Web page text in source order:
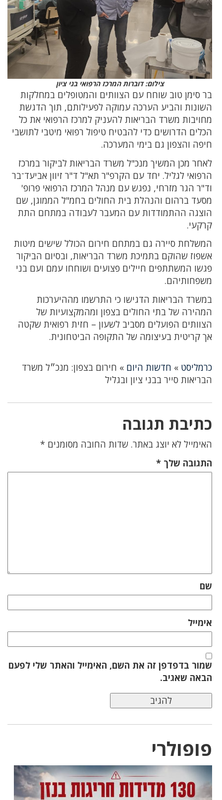
צילום: דוברות המרכז הרפואי בני ציון
בר סימן טוב שוחח עם הצוותים והמטופלים במחלקות
השונות והביע הערכה עמוקה לפעילותם, תוך הדגשת
מחויבות משרד הבריאות להעניק למרכז הרפואי את כל
הכלים הדרושים כדי להבטיח טיפול רפואי מיטבי לתושבי
חיפה והצפון גם בימי המערכה.
לאחר מכן המשיך מנכ"ל משרד הבריאות לביקור במרכז
הרפואי לגליל. יחד עם הקרפ"ר תא"ל ד"ר זיוון אביעד־בר
וד"ר הגר מזרחי, נפגש עם מנהל המרכז הרפואי פרופ'
מסעד ברהום והנהלת בית החולים בחמ"ל הממוגן, שם
הוצגה ההתמודדות עם המעבר לעבודה במתחם התת
קרקעי.
המשלחת סיירה גם במתחם חירום הכולל שישים מיטות
אשפוז שהוקם בתמיכת משרד הבריאות, ובסיום הביקור
פגשו המשתתפים חיילים פצועים ושוחחו עמם ועם בני
משפחותיהם.
במשרד הבריאות הדגישו כי התרשמו מההיערכות
המהירה של בתי החולים בצפון ומהמקצועיות של
הצוותים הפועלים מסביב לשעון – חזית רפואית שקטה
אך קריטית בעיצומה של התקופה הביטחונית.
כרמליסט » חדשות היום » חירום בצפון: מנכ״ל משרד
הבריאות סייר בבני ציון ובגליל
כתיבת תגובה
האימייל לא יוצג באתר. שדות החובה מסומנים *
התגובה שלך *
שם
אימייל
שמור בדפדפן זה את השם, האימייל והאתר שלי לפעם
הבאה שאגיב.
פופולרי